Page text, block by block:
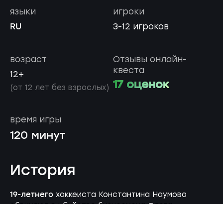
игроки
3-12 игроков
языки
RU
возраст
12+
(от 12 лет без взрослых)
Отзывы онлайн-
квеста
17 оценок
время игры
120 минут
История
19-летнего хоккеиста Константина Наумова